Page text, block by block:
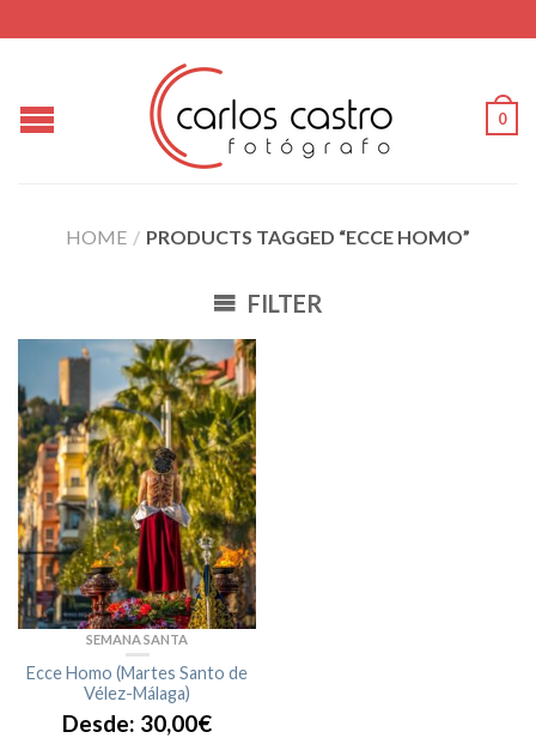
0
HOME / PRODUCTS TAGGED “ECCE HOMO”
FILTER
SEMANA SANTA
Ecce Homo (Martes Santo de
Vélez-Málaga)
Desde: 30,00€